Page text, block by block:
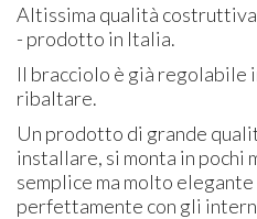
Altissima qualità costruttiva
- prodotto in Italia.
Il bracciolo è già regolabile
ribaltare.
Un prodotto di grande
installare, si monta in pochi
semplice ma molto
perfettamente con gli